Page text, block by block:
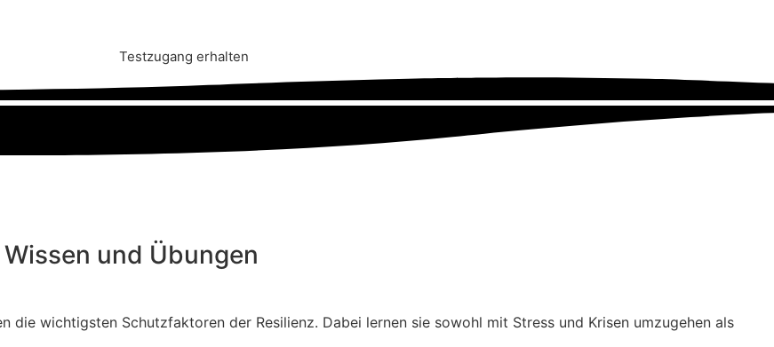
Testzugang erhalten
und Übungen
die wichtigsten Schutzfaktoren der Resilienz. Dabei lernen sie sowohl mit Stress und Krisen umzugehen als